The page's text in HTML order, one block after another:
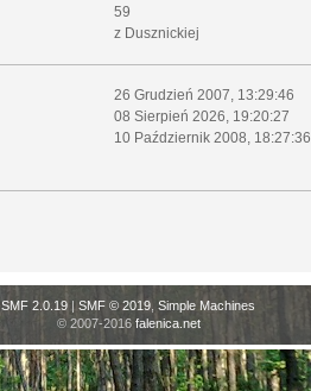
59
z Dusznickiej
26 Grudzień 2007, 13:29:46
08 Sierpień 2026, 19:20:27
10 Październik 2008, 18:27:36
SMF 2.0.19 | SMF © 2019 Simple Machines
© 2007-2016 falenica.net